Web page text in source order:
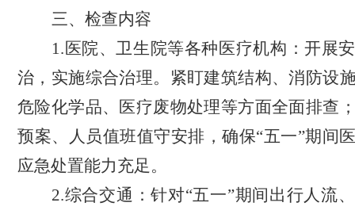
三、检查内容
1. 医院、卫生院等各种医疗机构：开展
治，实施综合治理。紧盯建筑结构、消防设
危险化学品、医疗废物处理等方面全面排查
预案、人员值班值守安排，确保“五一”期间
应急处置能力充足。
2.综合交通：针对“五一”期间出行人流